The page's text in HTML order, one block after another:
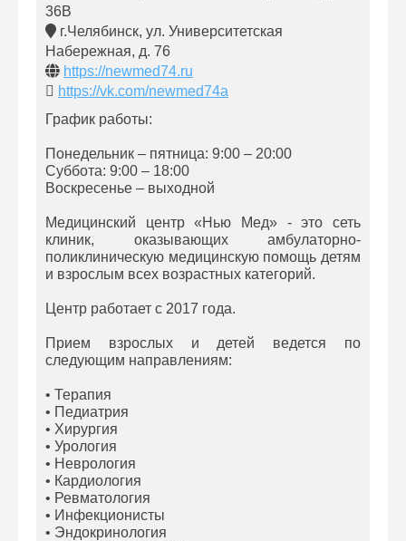
36В
г.Челябинск, ул. Университетская
Набережная, д. 76
https://newmed74.ru
https://vk.com/newmed74a
График работы:
Понедельник – пятница: 9:00 – 20:00
Суббота: 9:00 – 18:00
Воскресенье – выходной
Медицинский центр «Нью Мед» - это сеть
клиник, оказывающих амбулаторно-
поликлиническую медицинскую помощь детям
и взрослым всех возрастных категорий.
Центр работает с 2017 года.
Прием взрослых и детей ведется по
следующим направлениям:
• Терапия
• Педиатрия
• Хирургия
• Урология
• Неврология
• Кардиология
• Ревматология
• Инфекционисты
• Эндокринология